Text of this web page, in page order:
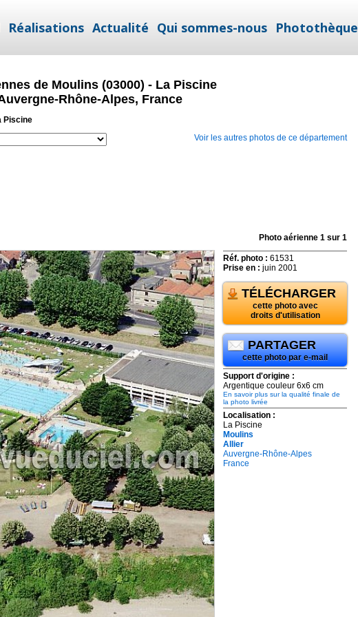
Réalisations Actualité Qui sommes-nous Photothèque